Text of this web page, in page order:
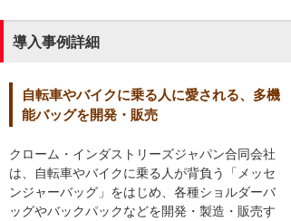
導入事例詳細
自転車やバイクに乗る人に愛される、多機
能バッグを開発・販売
クローム・インダストリーズジャパン合同会社
は、自転車やバイクに乗る人が背負う「メッセ
ンジャーバッグ」をはじめ、各種ショルダーバ
ッグやバックパックなどを開発・製造・販売す